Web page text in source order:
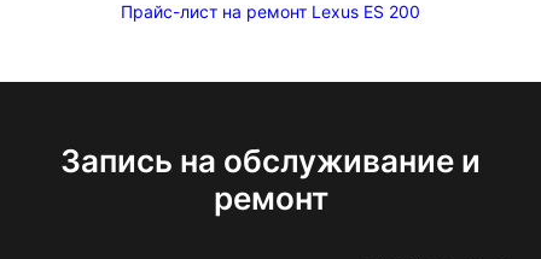
Прайс-лист на ремонт Lexus ES 200
Запись на обслуживание и
ремонт